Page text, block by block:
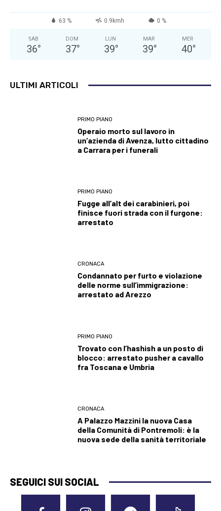
63 % 0.9kmh 0 %
SAB
36°
DOM
37°
LUN
39°
MAR
39°
MER
40°
ULTIMI ARTICOLI
PRIMO PIANO
Operaio morto sul lavoro in
un’azienda di Avenza, lutto cittadino
a Carrara per i funerali
PRIMO PIANO
Fugge all’alt dei carabinieri, poi
finisce fuori strada con il furgone:
arrestato
CRONACA
Condannato per furto e violazione
delle norme sull’immigrazione:
arrestato ad Arezzo
PRIMO PIANO
Trovato con l’hashish a un posto di
blocco: arrestato pusher a cavallo
fra Toscana e Umbria
CRONACA
A Palazzo Mazzini la nuova Casa
della Comunità di Pontremoli: è la
nuova sede della sanità territoriale
SEGUICI SUI SOCIAL